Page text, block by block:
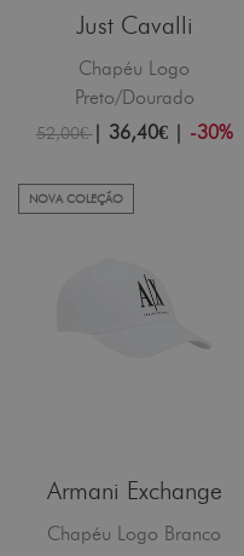
Just Cavalli
Chapéu Logo
Preto/Dourado
52,00€| 36,40€| -30%
NOVA COLEÇÃO
Armani Exchange
Chapéu Logo Branco